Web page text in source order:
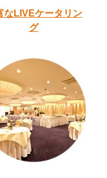
なLIVEケータリン
グ